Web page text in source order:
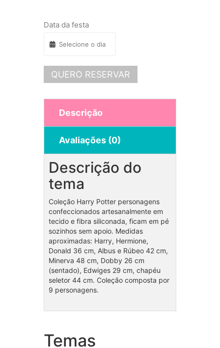
Data da festa
QUERO RESERVAR
Descrição
Avaliações (0)
Descrição do
tema
Coleção Harry Potter personagens
confeccionados artesanalmente em
tecido e fibra siliconada, ficam em pé
sozinhos sem apoio. Medidas
aproximadas: Harry, Hermione,
Donald 36 cm, Albus e Rúbeo 42 cm,
Minerva 48 cm, Dobby 26 cm
(sentado), Edwiges 29 cm, chapéu
seletor 44 cm. Coleção composta por
9 personagens.
Temas
Coleção Poderoso